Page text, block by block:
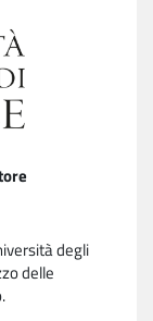
degli
delle